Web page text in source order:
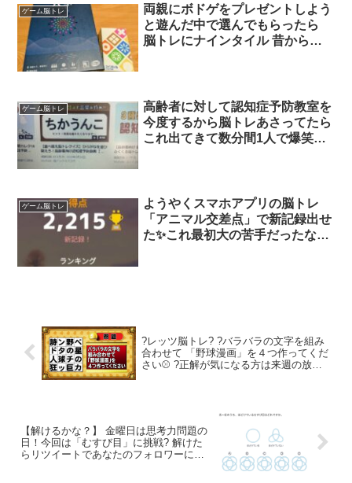
ゲーム脳トレ
両親にボドゲをプレゼントしよう
と遊んだ中で選んでもらったら
脳トレにナインタイル 昔から家
のサプライズ✨ カタンで鍛えた交
渉術…やるな!!w まぁまた買お
う?
ゲーム脳トレ
高齢者に対して認知症予防教室を
今度するから脳トレあさってたら
これ出てきて数分間1人で爆笑し
ゲーム脳トレ
ようやくスマホアプリの脳トレ
「アニマル交差点」で新記録出せ
た✨これ最初大の苦手だったな
?レッツ脳トレ? ?バラバラの文字を組み
合わせて 「野球漫画」を４つ作ってくだ
さい⚾️ ?正解が気になる方は来週の放送
【解けるかな？】 金曜日は思考力問題の
日！今回は「むすび目」に挑戦? 解けた
らリツイートであなたのフォロワーにも